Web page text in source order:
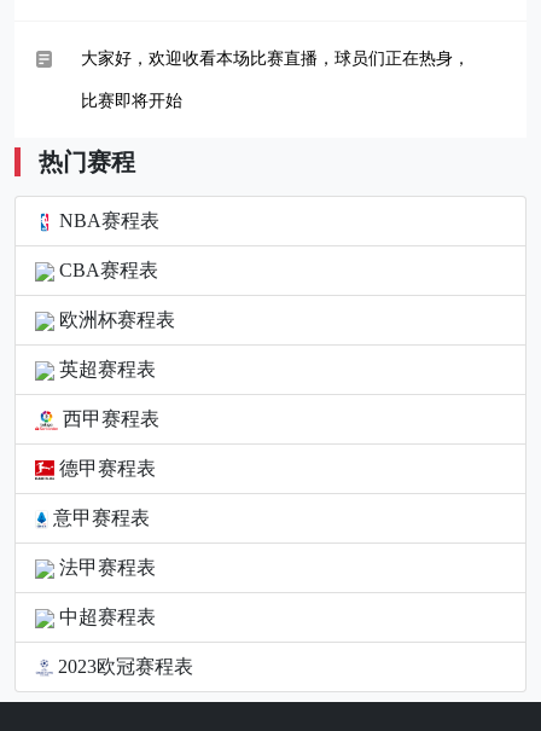
大家好，欢迎收看本场比赛直播，球员们正在热身，
比赛即将开始
热门赛程
NBA赛程表
CBA赛程表
欧洲杯赛程表
英超赛程表
西甲赛程表
德甲赛程表
意甲赛程表
法甲赛程表
中超赛程表
2023欧冠赛程表